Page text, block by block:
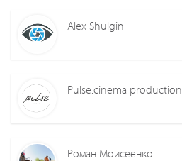
Alex Shulgin
Pulse.cinema production
Роман Моисеенко